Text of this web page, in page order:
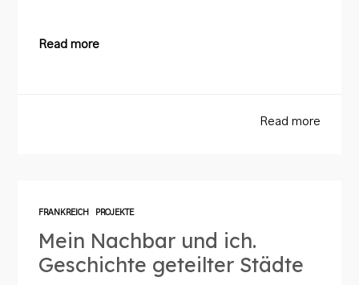
Read more
Read more
FRANKREICH PROJEKTE
Mein Nachbar und ich.
Geschichte geteilter Städte